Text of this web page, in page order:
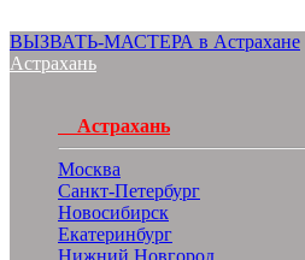
ВЫЗВАТЬ-МАСТЕРА в Астрахане
Астрахань
Астрахань
Москва
Санкт-Петербург
Новосибирск
Екатеринбург
Нижний Новгород